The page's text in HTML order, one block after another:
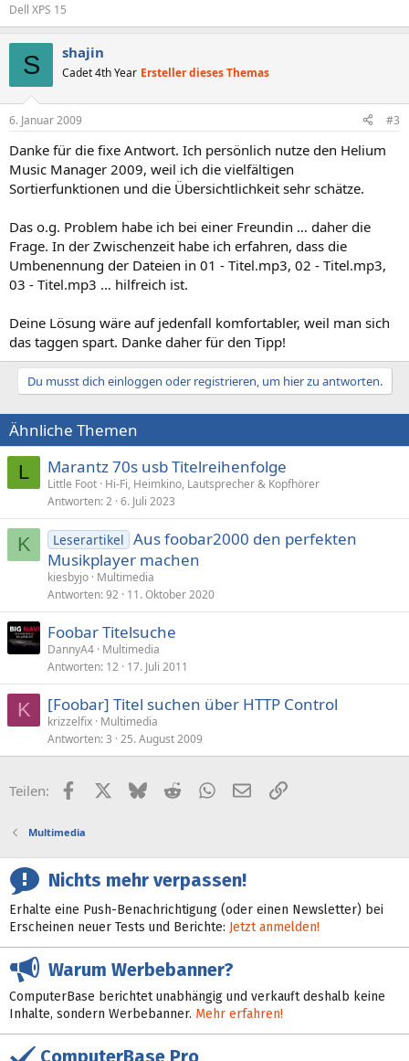
Dell XPS 15
S shajin
Cadet 4th Year Ersteller dieses Themas
6. Januar 2009 #3
Danke für die fixe Antwort. Ich persönlich nutze den Helium
Music Manager 2009, weil ich die vielfältigen
Sortierfunktionen und die Übersichtlichkeit sehr schätze.
Das o.g. Problem habe ich bei einer Freundin … daher die
Frage. In der Zwischenzeit habe ich erfahren, dass die
Umbenennung der Dateien in 01 - Titel.mp3, 02 - Titel.mp3,
03 - Titel.mp3 … hilfreich ist.
Deine Lösung wäre auf jedenfall komfortabler, weil man sich
das taggen spart. Danke daher für den Tipp!
Du musst dich einloggen oder registrieren, um hier zu antworten.
Ähnliche Themen
L Marantz 70s usb Titelreihenfolge
Little Foot Hi-Fi, Heimkino, Lautsprecher & Kopfhörer
Antworten 2 6. Juli 2023
K Leserartikel Aus foobar2000 den perfekten
Musikplayer machen
kiesbyjo Multimedia
Antworten 92 11. Oktober 2020
Foobar Titelsuche
DannyA4 Multimedia
Antworten 12 17. Juli 2011
K [Foobar] Titel suchen über HTTP Control
krizzelfix Multimedia
Antworten 3 25. August 2009
Teilen: FacebookX (Twitter)
BlueskyRedditWhatsApp
E-MailLink
Multimedia
Nichts mehr verpassen!
Erhalte eine Push-Benachrichtigung (oder einen Newsletter) bei
Erscheinen neuer Tests und Berichte: Jetzt anmelden!
Warum Werbebanner?
ComputerBase berichtet unabhängig und verkauft deshalb keine
Inhalte, sondern Werbebanner. Mehr erfahren!
ComputerBase Pro